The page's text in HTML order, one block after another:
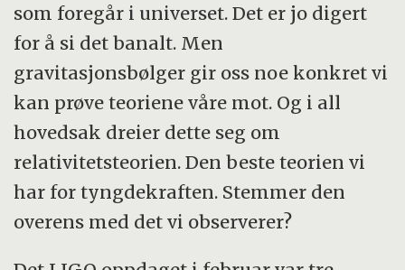
som foregår i universet. Det er jo digert
for å si det banalt. Men
gravitasjonsbølger gir oss noe konkret vi
kan prøve teoriene våre mot. Og i all
hovedsak dreier dette seg om
relativitetsteorien. Den beste teorien vi
har for tyngdekraften. Stemmer den
overens med det vi observerer?